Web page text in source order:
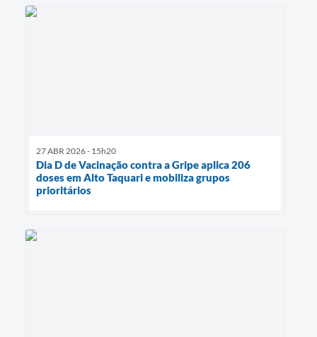
27 ABR 2026 - 15h20
Dia D de Vacinação contra a Gripe aplica 206
doses em Alto Taquari e mobiliza grupos
prioritários